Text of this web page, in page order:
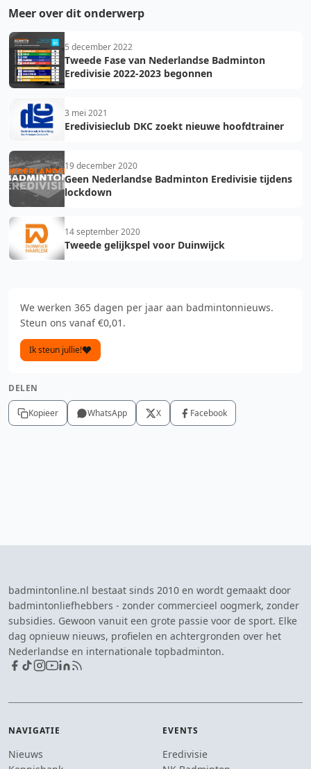
Meer over dit onderwerp
5 december 2022
Tweede Fase van Nederlandse Badminton
Eredivisie 2022-2023 begonnen
3 mei 2021
Eredivisieclub DKC zoekt nieuwe hoofdtrainer
19 december 2020
Geen Nederlandse Badminton Eredivisie tijdens
lockdown
14 september 2020
Tweede gelijkspel voor Duinwijck
We werken 365 dagen per jaar aan badmintonnieuws.
Steun ons vanaf €0,01.
Ik steun jullie!
DELEN
Kopieer WhatsApp X Facebook
badmintonline.nl bestaat sinds 2010 en wordt gemaakt door
badmintonliefhebbers - zonder commercieel oogmerk, zonder
subsidies. Gewoon vanuit een grote passie voor de sport. Elke
dag opnieuw nieuws, profielen en achtergronden over het
Nederlandse en internationale topbadminton.
NAVIGATIE
Nieuws
EVENTS
Eredivisie